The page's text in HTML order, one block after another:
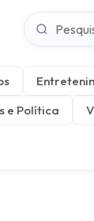
e Política